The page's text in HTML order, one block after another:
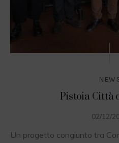
Pistoia Città
02/12/
Un progetto congiunto tra